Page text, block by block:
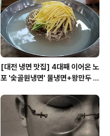
[대전 냉면 맛집] 4대째 이어온 노
포 '숯골원냉면' 물냉면+왕만두 조